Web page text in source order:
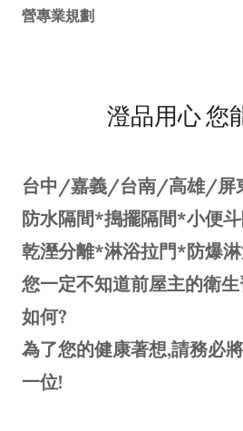
營專業規劃
澄品用心 您
台中/嘉義/台南/高雄/屏
防水隔間*搗擺隔間*小便
乾溼分離*淋浴拉門*防爆
您一定不知道前屋主的衛
如何?
為了您的健康著想,請務必
一位!